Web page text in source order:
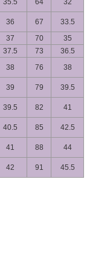
35.5 64
32
36 67
33.5
37 70
35
37.5 73
36.5
38 76
38
39 79
39.5
39.5 82
41
40.5 85
42.5
41 88
44
42 91 45.5